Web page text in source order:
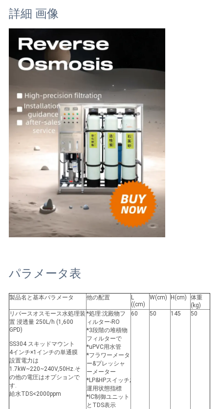
い
ュ
引
用
を
要
求
し
さ
い
地
図
PRIVACY
POLICY
詳細 画像
パラメータ表
製品名と基本パラメータ 他の配置
L
((cm)
W(cm) H(cm)
体重
(kg)
リバースオスモース水処理装
置 浸透量 250L/h (1,600
GPD)
SS304 スキッドマウント
4インチ×1インチの単通膜
設置電力は
1.7kW~220~240V,50Hz.そ
の他の電圧はオプションで
す.
給水TDS<2000ppm
*処理:沈殿物フ
ィルター-RO
*3段階の堆積物
フィルターで
*uPVC用水管
*フラワーメータ
ー&プレッシャ
ーメーター
*LP&HPスイッチ;
運用状態指標
*IC制御ユニット
とTDS表示
60 50 145 50